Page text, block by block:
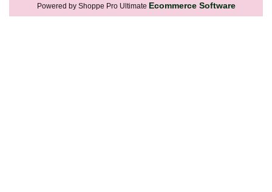
Powered by Shoppe Pro Ultimate Ecommerce Software